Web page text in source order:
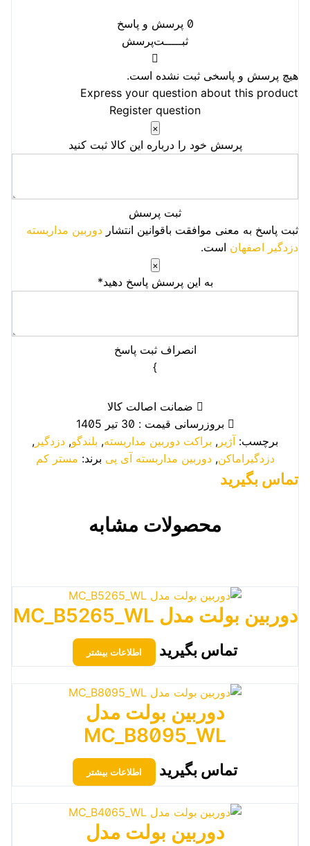
0 پرسش و پاسخ
ثبـــــت‌پرسش
هیچ پرسش و پاسخی ثبت نشده است.
Express your question about this product
Register question
×
پرسش خود را درباره این کالا ثبت کنید
ثبت پرسش
ثبت پاسخ به معنی موافقت باقوانین انتشار دوربین مداربسته
دزدگیر اصفهان است.
×
به این پرسش پاسخ دهید*
انصراف ثبت پاسخ
}
ضمانت اصالت کالا
بروزرسانی قیمت : 30 تیر 1405
برچسب: آژیر , براکت دوربین مداربسته, بلندگو, دزدگیر ,
دزدگیراماکن,دوربین مداربسته آی پی برند: مستر کم
تماس بگیرید
محصولات مشابه
دوربین بولت مدل MC_B5265_WL
تماس بگیرید اطلاعات بیشتر
دوربین بولت مدل
MC_B8095_WL
تماس بگیرید اطلاعات بیشتر
دوربین بولت مدل